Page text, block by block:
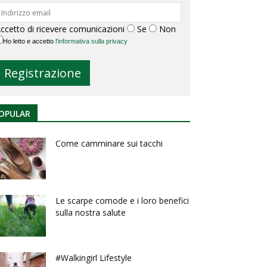
di ricevere comunicazioni Se Non
Ho letto e accetto l'informativa sulla privacy
Come camminare sui tacchi
Le scarpe comode e i loro benefici
sulla nostra salute
#Walkingirl Lifestyle